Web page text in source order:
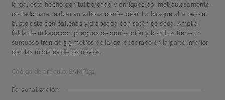
larga, está hecho con tul bordado y enriquecido, meticulosamente
cortado para realzar su valiosa confección. La basque alta bajo el
busto está con ballenas y drapeada con satén de seda. Amplia
falda de mikado con pliegues de confección y bolsillos tiene un
suntuoso tren de 3,5 metros de largo, decorado en la parte inferior
con las iniciales de los novios.
Código de artículo: SAMP131
Personalización